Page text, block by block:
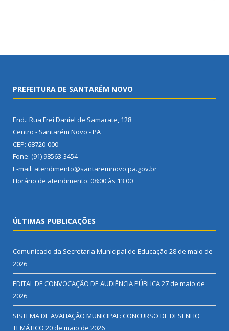
PREFEITURA DE SANTARÉM NOVO
End.: Rua Frei Daniel de Samarate, 128
Centro - Santarém Novo - PA
CEP: 68720-000
Fone: (91) 98563-3454
E-mail: atendimento@santaremnovo.pa.gov.br
Horário de atendimento: 08:00 às 13:00
ÚLTIMAS PUBLICAÇÕES
Comunicado da Secretaria Municipal de Educação 28 de maio de
2026
EDITAL DE CONVOCAÇÃO DE AUDIÊNCIA PÚBLICA27 de maio de
2026
SISTEMA DE AVALIAÇÃO MUNICIPAL: CONCURSO DE DESENHO
TEMÁTICO 20 de maio de 2026